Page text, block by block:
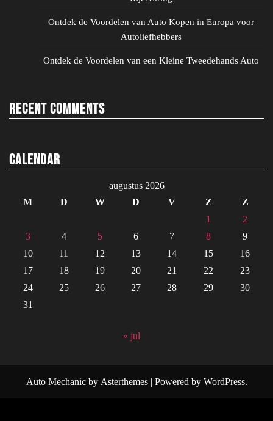
Ontdek de Voordelen van Auto Kopen in Europa voor
Autoliefhebbers
Ontdek de Voordelen van een Kleine Tweedehands Auto
Recent Comments
Calendar
augustus 2026
M
D W D V Z
Z
1
2
3
4 5 6 7 8
9
10
11 12 13 14 15
16
17
18 19 20 21 22
23
24
25 26 27 28 29
30
31
« jul
Auto Mechanicby Asterthemes| Powered by WordPress.